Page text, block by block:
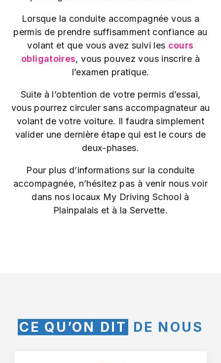
Lorsque la conduite accompagnée vous a
permis de prendre suffisamment confiance au
volant et que vous avez suivi les cours
obligatoires, vous pouvez vous inscrire à
l’examen pratique.
Suite à l’obtention de votre permis d’essai,
vous pourrez circuler sans accompagnateur au
volant de votre voiture. Il faudra simplement
valider une dernière étape qui est le cours de
deux-phases.
Pour plus d’informations sur la conduite
accompagnée, n’hésitez pas à venir nous voir
dans nos locaux My Driving School à
Plainpalais et à la Servette.
CE QU’ON DIT DE NOUS